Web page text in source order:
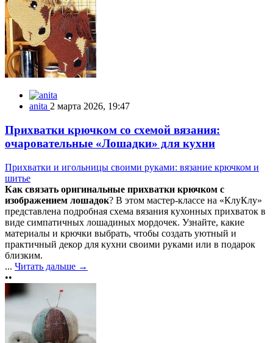
anita 2 марта 2026, 19:47
Прихватки крючком со схемой вязания:
очаровательные «Лошадки» для кухни
Прихватки и игольницы своими руками: вязание крючком и
шитье
Как связать оригинальные прихватки крючком с
изображением лошадок? В этом мастер-классе на «КлуКлу»
представлена подробная схема вязания кухонных прихваток в
виде симпатичных лошадиных мордочек. Узнайте, какие
материалы и крючки выбрать, чтобы создать уютный и
практичный декор для кухни своими руками или в подарок
близким.
... Читать дальше →
••